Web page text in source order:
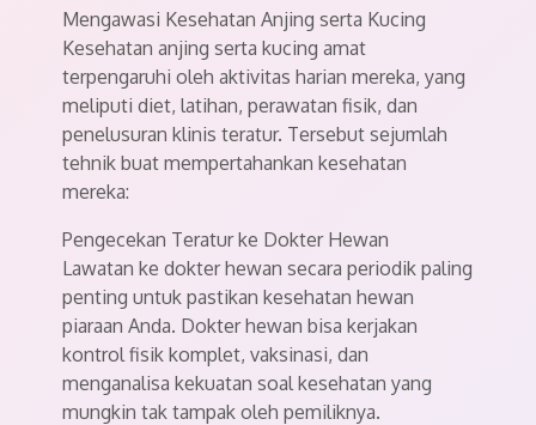
Mengawasi Kesehatan Anjing serta Kucing
Kesehatan anjing serta kucing amat
terpengaruhi oleh aktivitas harian mereka, yang
meliputi diet, latihan, perawatan fisik, dan
penelusuran klinis teratur. Tersebut sejumlah
tehnik buat mempertahankan kesehatan
mereka:
Pengecekan Teratur ke Dokter Hewan
Lawatan ke dokter hewan secara periodik paling
penting untuk pastikan kesehatan hewan
piaraan Anda. Dokter hewan bisa kerjakan
kontrol fisik komplet, vaksinasi, dan
menganalisa kekuatan soal kesehatan yang
mungkin tak tampak oleh pemiliknya.